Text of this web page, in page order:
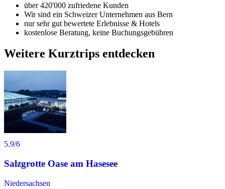
über 420'000 zufriedene Kunden
Wir sind ein Schweizer Unternehmen aus Bern
nur sehr gut bewertete Erlebnisse & Hotels
kostenlose Beratung, keine Buchungsgebühren
Weitere Kurztrips entdecken
5.9/6
Salzgrotte Oase am Hasesee
Niedersachsen